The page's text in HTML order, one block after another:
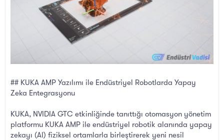
## KUKA AMP Yazılımı ile Endüstriyel Robotlarda Yapay
Zeka Entegrasyonu
KUKA, NVIDIA GTC etkinliğinde tanıttığı otomasyon yönetim
platformu KUKA AMP ile endüstriyel robotik alanında yapay
zekayı (AI) fiziksel ortamlarla birleştirerek yeni nesil